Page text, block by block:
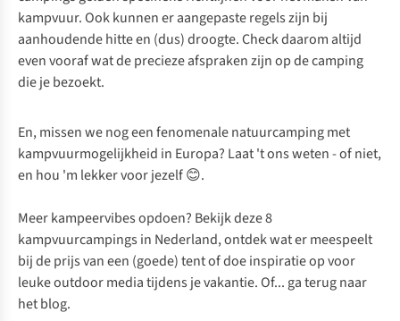
kampvuur. Ook kunnen er aangepaste regels zijn bij
aanhoudende hitte en (dus) droogte. Check daarom altijd
even vooraf wat de precieze afspraken zijn op de camping
die je bezoekt.
En, missen we nog een fenomenale natuurcamping met
kampvuurmogelijkheid in Europa? Laat 't ons weten - of niet,
en hou 'm lekker voor jezelf 😊.
Meer kampeervibes opdoen? Bekijk deze8
kampvuurcampings in Nederland, ontdekwat er meespeelt
bij de prijs van een (goede) tentof doe inspiratie op voor
leukeoutdoor mediatijdens je vakantie. Of... ga terug naar
hetblog.